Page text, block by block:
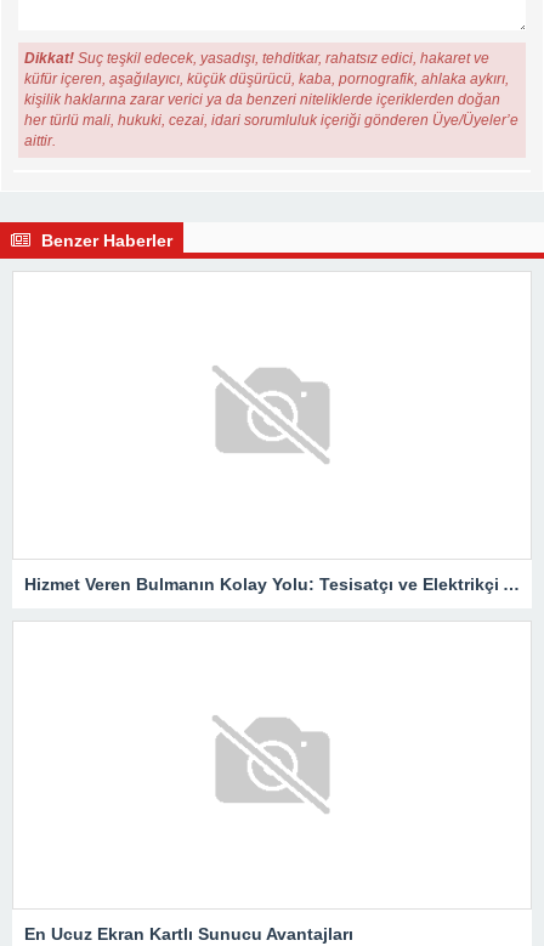
Dikkat! Suç teşkil edecek, yasadışı, tehditkar, rahatsız edici, hakaret ve
küfür içeren, aşağılayıcı, küçük düşürücü, kaba, pornografik, ahlaka aykırı,
kişilik haklarına zarar verici ya da benzeri niteliklerde içeriklerden doğan
her türlü mali, hukuki, cezai, idari sorumluluk içeriği gönderen Üye/Üyeler’e
aittir.
Benzer Haberler
Hizmet Veren Bulmanın Kolay Yolu: Tesisatçı ve Elektrikçi Ararken Nelere Dikkat Edilmeli?
En Ucuz Ekran Kartlı Sunucu Avantajları